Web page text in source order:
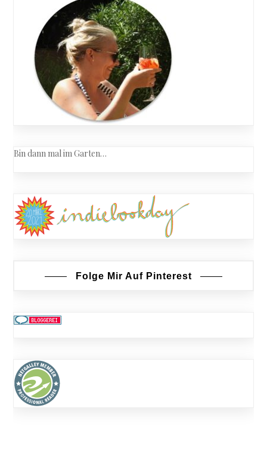
Bin dann mal im Garten…
Folge Mir Auf Pinterest